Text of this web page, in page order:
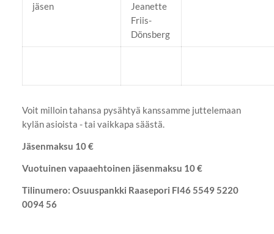
jäsen
Jeanette
Friis-
Dönsberg
Voit milloin tahansa pysähtyä kanssamme juttelemaan
kylän asioista - tai vaikkapa säästä.
Jäsenmaksu 10 €
Vuotuinen vapaaehtoinen jäsenmaksu 10 €
Tilinumero: Osuuspankki Raasepori FI46 5549 5220
0094 56